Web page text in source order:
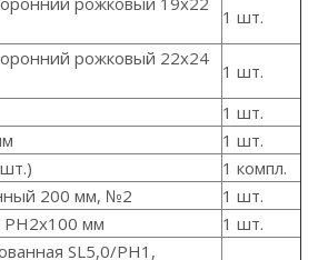
1 шт.
рожковый 22х24
1 шт.
1 шт.
1 шт.
1 компл.
200 мм, №2
1 шт.
PH2x100 мм
1 шт.
SL5,0/PH1,